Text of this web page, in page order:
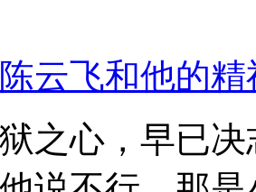
云飞和他的
之心，早已